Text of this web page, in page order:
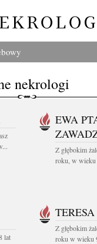
nekrologi
EWA
Z głębokim
roku, w wieku
lat
Z głębokim
roku w wieku